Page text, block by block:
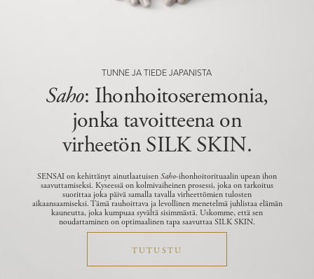
TUNNE JA TIEDE JAPANISTA
Saho: Ihonhoitoseremonia,
jonka tavoitteena on
virheetön SILK SKIN.
SENSAI on kehittänyt ainutlaatuisen Saho-ihonhoitorituaalin upean ihon
saavuttamiseksi. Kyseessä on kolmivaiheinen prosessi, joka on tarkoitus
suorittaa joka päivä samalla tavalla virheettömien tulosten
aikaansaamiseksi. Tämä rauhoittava ja levollinen menetelmä juhlistaa elämän
kauneutta, joka kumpuaa syvältä sisimmästä. Uskomme, että sen
noudattaminen on optimaalinen tapa saavuttaa SILK SKIN.
TUTUSTU